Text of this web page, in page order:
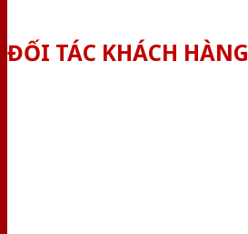
ĐỐI TÁC KHÁCH HÀNG